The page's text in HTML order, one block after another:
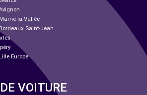
la-Vallée
Saint-Jean
Europe
VOITURE